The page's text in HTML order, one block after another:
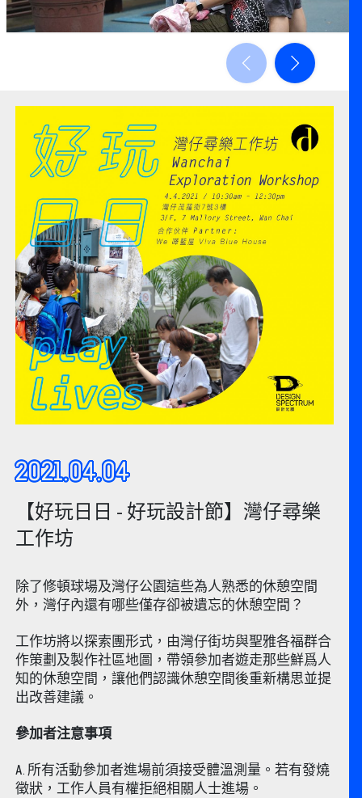
2021.04.04
【好玩日日 - 好玩設計節】灣仔尋樂
工作坊
除了修頓球場及灣仔公園這些為人熟悉的休憩空間
外，灣仔內還有哪些僅存卻被遺忘的休憩空間？
工作坊將以探索團形式，由灣仔街坊與聖雅各福群合
作策劃及製作社區地圖，帶領參加者遊走那些鮮爲人
知的休憩空間，讓他們認識休憩空間後重新構思並提
出改善建議。
參加者注意事項
A. 所有活動參加者進場前須接受體溫測量。若有發燒
徵狀，工作人員有權拒絕相關人士進場。